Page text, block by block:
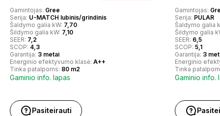
Gamintojas: Gree
Serija: U-MATCH lubinis/grindinis
Šaldymo galia kW: 7,70
Šildymo galia kW: 7,10
SEER: 7,2
SCOP: 4,3
Garantija: 3 metai
Energinio efektyvumo klasė: A++
Tinka patalpoms: 80 m2
Gaminio info. lapas
Pasiteirauti
Gamintojas:
Serija: PULAR
Šaldymo galia
Šildymo galia
SEER: 6,5
SCOP: 5,1
Garantija: 3
Energinio
Tinka
Gaminio info.